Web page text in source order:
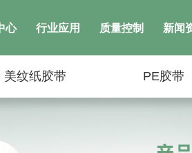
心 行业应用 质量控制 新闻
美纹纸胶带 PE胶带